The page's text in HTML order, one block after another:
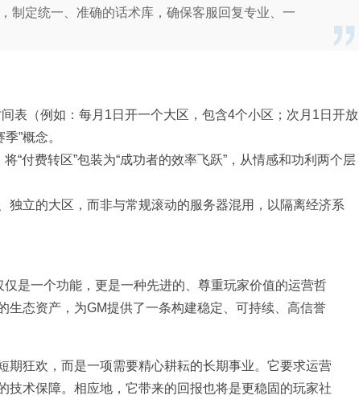
制定统一、准确的话术库，确保客服回复专业、一
表（例如：每月1日开一个大区，包含4个小区；次月1日开放
”概念。
将“付费转区”包装为“成功者的效率飞跃”，从情感和功利两个层
独立的大区，而非与常规滚动的服务器混用，以隔离经济系
仅是一个功能，更是一种先进的、尊重玩家价值的运营哲
生态资产，为GM提供了一条构建稳定、可持续、高信誉
期狂欢，而是一项需要精心耕耘的长期事业。它要求运营
术保障。相应地，它带来的回报也将是更稳固的玩家社